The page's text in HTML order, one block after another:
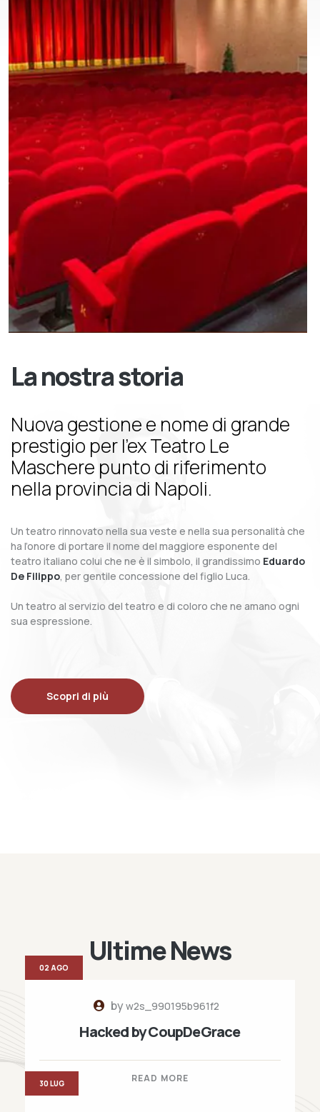
La nostra storia
Nuova gestione e nome di grande
prestigio per l’ex Teatro Le
Maschere punto di riferimento
nella provincia di Napoli.
Un teatro rinnovato nella sua veste e nella sua personalità che
ha l’onore di portare il nome del maggiore esponente del
teatro italiano colui che ne è il simbolo, il grandissimo Eduardo
De Filippo, per gentile concessione del figlio Luca.
Un teatro al servizio del teatro e di coloro che ne amano ogni
sua espressione.
Scopri di più
Ultime News
byw2s_990195b961f2
Hacked by CoupDeGrace
READ MORE
02 AGO
30 LUG